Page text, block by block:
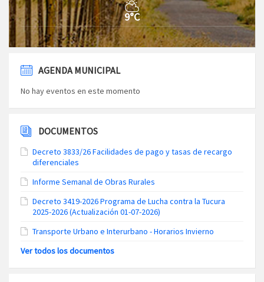
9°C
AGENDA MUNICIPAL
No hay eventos en este momento
DOCUMENTOS
Decreto 3833/26 Facilidades de pago y tasas de recargo
diferenciales
Informe Semanal de Obras Rurales
Decreto 3419-2026 Programa de Lucha contra la Tucura
2025-2026 (Actualización 01-07-2026)
Transporte Urbano e Interurbano - Horarios Invierno
Ver todos los documentos